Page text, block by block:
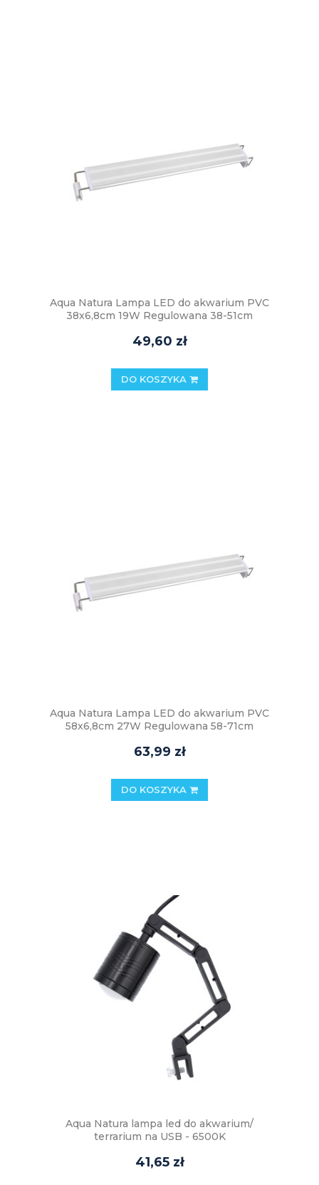
Aqua Natura Lampa LED do akwarium PVC
38x6,8cm 19W Regulowana 38-51cm
49,60 zł
DO KOSZYKA
Aqua Natura Lampa LED do akwarium PVC
58x6,8cm 27W Regulowana 58-71cm
63,99 zł
DO KOSZYKA
Aqua Natura lampa led do akwarium/
terrarium na USB - 6500K
41,65 zł